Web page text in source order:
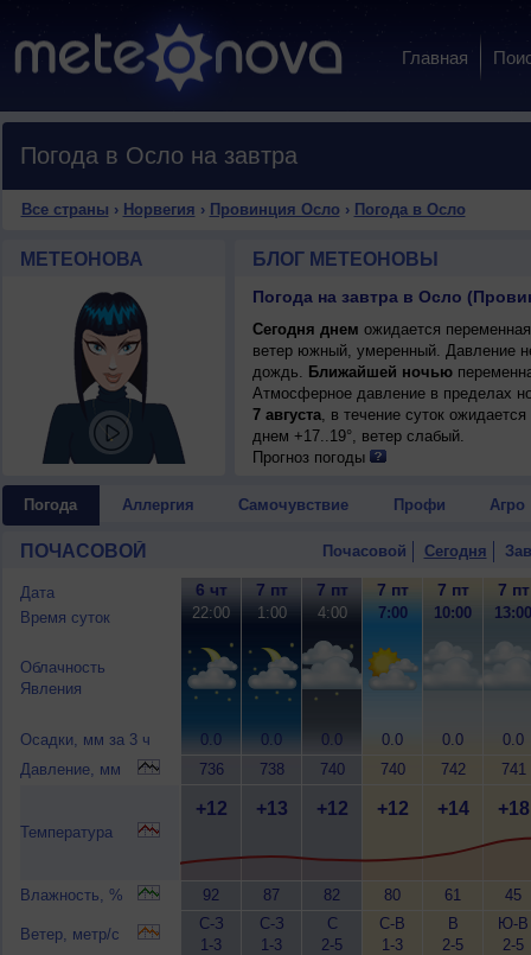
Главная
Погода в Осло на завтра
Все страны › Норвегия › Провинция Осло › Погода в Осло
МЕТЕОНОВА БЛОГ МЕТЕОНОВЫ
Погода на завтра в Осло
Сегодня днем ожидается
ветер южный, умеренный. Давление
дождь. Ближайшей ночью
Атмосферное давление в пределах
7 августа, в течение суток
днем +17..19°, ветер слабый.
Прогноз погоды
Погода Аллергия Самочувствие Профи Агро
ПОЧАСОВОЙ Почасовой Сегодня
Дата
Время суток
Облачность
Явления
Осадки, мм за 3 ч
Давление, мм
Температура
Влажность, %
Ветер, метр/с
6 чт
22:00
0.0
736
+12
92
С-З
1-3
7 пт
1:00
0.0
738
+13
87
С-З
1-3
7 пт
4:00
0.0
740
+12
82
С
2-5
7 пт
7:00
0.0
740
+12
80
С-В
1-3
7 пт
10:00
0.0
742
+14
61
В
2-5
7 пт
13:00
0.0
741
+18
45
Ю-В
2-5